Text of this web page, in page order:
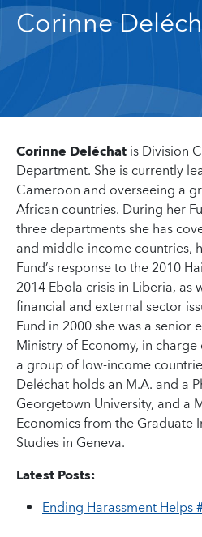
Corinne
Corinne Deléchatis Division
Department. She is currently
Cameroon and overseeing a
African countries. During her
three departments she has
and middle-income countries,
Fund’s response to the 2010
2014 Ebola crisis in Liberia, as
financial and external sector
Fund in 2000 she was a senior
Ministry of Economy, in
a group of low-income
Deléchat holds an M.A. and a
Georgetown University, and a
Economics from the Graduate
Studies in Geneva.
Latest Posts:
Ending Harassment Helps